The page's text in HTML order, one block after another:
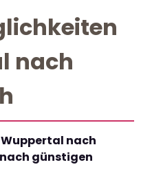
nach
nach
günstigen